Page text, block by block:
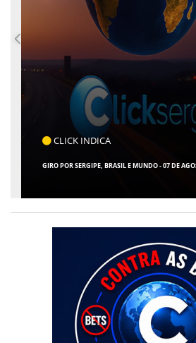
CLICK INDICA
GIRO POR SERGIPE, BRASIL E MUNDO - 07 DE